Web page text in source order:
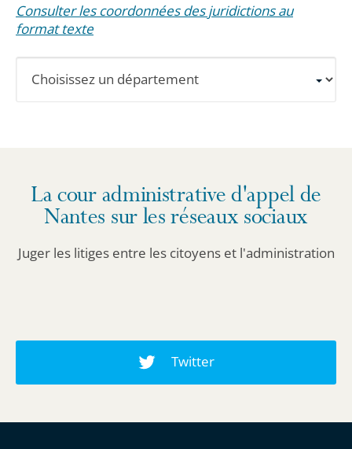
Consulter les coordonnées des juridictions au
format texte
informations
détaillées.
La cour administrative d'appel de
Nantes sur les réseaux sociaux
Juger les litiges entre les citoyens et l'administration
Twitter